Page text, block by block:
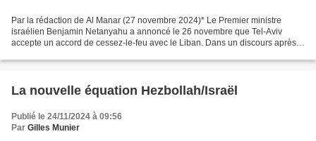
Par la rédaction de Al Manar (27 novembre 2024)* Le Premier ministre
israélien Benjamin Netanyahu a annoncé le 26 novembre que Tel-Aviv
accepte un accord de cessez-le-feu avec le Liban. Dans un discours après
La nouvelle équation Hezbollah/Israël
Publié le 24/11/2024 à 09:56
Par Gilles Munier